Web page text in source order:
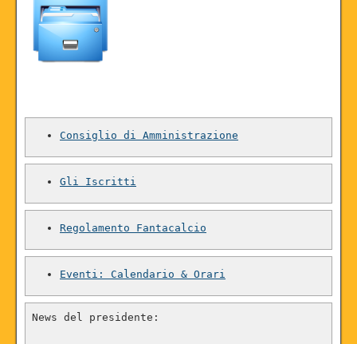
Consiglio di Amministrazione
Gli Iscritti
Regolamento Fantacalcio
Eventi: Calendario & Orari
News del presidente: